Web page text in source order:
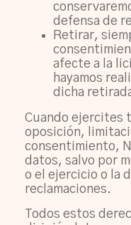
defensa de
Retirar,
afecte a la
hayamos
dicha
Cuando ejercites
oposición,
consentimiento,
datos, salvo por
o el ejercicio o la
reclamaciones.
Todos estos